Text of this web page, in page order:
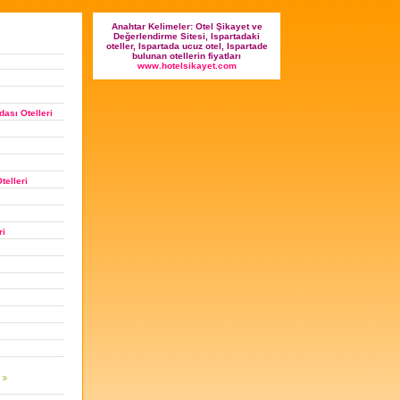
Otelleri
Anahtar Kelimeler: Otel Şikayet ve
Değerlendirme Sitesi, Ispartadaki
oteller, Ispartada ucuz otel, Ispartade
bulunan otellerin fiyatları
www.hotelsikayet.com